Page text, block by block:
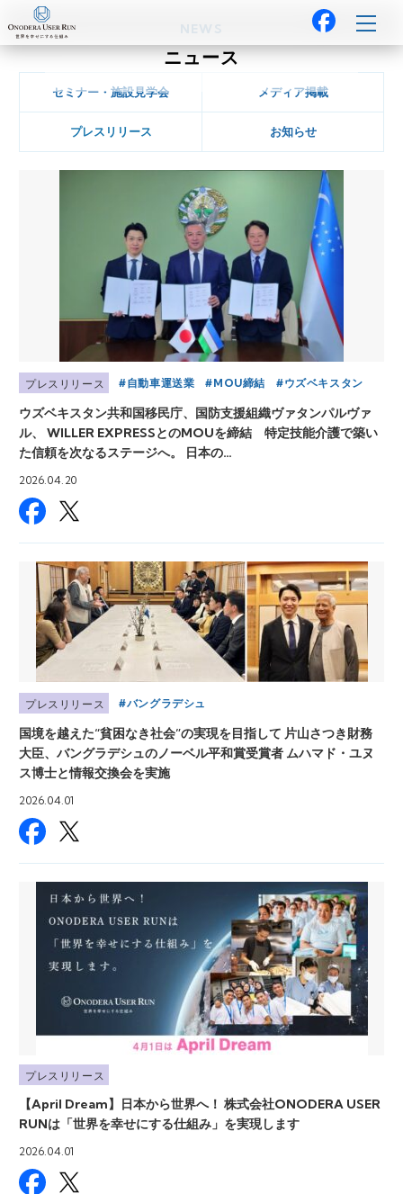
ニュース
セミナー・施設見学会 メディア掲載
プレスリリース お知らせ
プレスリリース 自動車運送業 MOU締結 ウズベキスタン
ウズベキスタン共和国移民庁、国防支援組織ヴァタンパルヴァ
ル、 WILLER EXPRESSとのMOUを締結 特定技能介護で築い
た信頼を次なるステージへ。 日本の…
2026.04.20
プレスリリース バングラデシュ
国境を越えた“貧困なき社会”の実現を目指して 片山さつき財務
大臣、バングラデシュのノーベル平和賞受賞者 ムハマド・ユヌ
ス博士と情報交換会を実施
2026.04.01
プレスリリース
【April Dream】日本から世界へ！ 株式会社ONODERA USER
RUNは「世界を幸せにする仕組み」を実現します
2026.04.01